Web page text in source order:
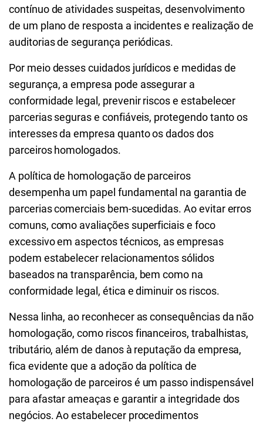
contínuo de atividades suspeitas, desenvolvimento
de um plano de resposta a incidentes e realização de
auditorias de segurança periódicas.
Por meio desses cuidados jurídicos e medidas de
segurança, a empresa pode assegurar a
conformidade legal, prevenir riscos e estabelecer
parcerias seguras e confiáveis, protegendo tanto os
interesses da empresa quanto os dados dos
parceiros homologados.
A política de homologação de parceiros
desempenha um papel fundamental na garantia de
parcerias comerciais bem-sucedidas. Ao evitar erros
comuns, como avaliações superficiais e foco
excessivo em aspectos técnicos, as empresas
podem estabelecer relacionamentos sólidos
baseados na transparência, bem como na
conformidade legal, ética e diminuir os riscos.
Nessa linha, ao reconhecer as consequências da não
homologação, como riscos financeiros, trabalhistas,
tributário, além de danos à reputação da empresa,
fica evidente que a adoção da política de
homologação de parceiros é um passo indispensável
para afastar ameaças e garantir a integridade dos
negócios. Ao estabelecer procedimentos